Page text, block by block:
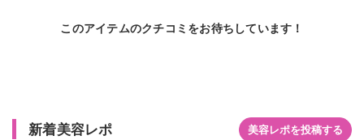
このアイテムのクチコミをお待ちしています！
新着美容レポ 美容レポを投稿する